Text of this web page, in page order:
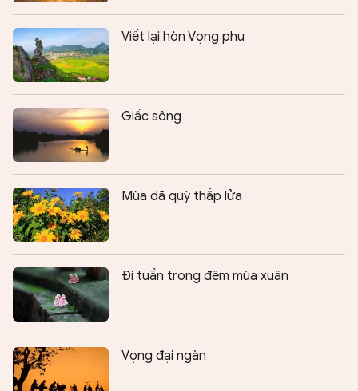
Viết lại hòn Vọng phu
Giấc sông
Mùa dã quỳ thắp lửa
Đi tuần trong đêm mùa xuân
Vọng đại ngàn